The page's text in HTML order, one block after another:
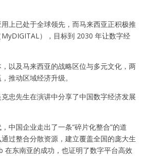
上已处于全球领先，而马来西亚正积极推
），目标到 2030 年让数字经
以及马来西亚的战略区位与多元文化，两
推动区域经济升级。
忠先生在演讲中分享了中国数字经济发展
中国企业走出了一条“碎片化整合”的道
过整合分散资源，建立覆盖全国的庞大生
在东南亚的成功，也证明了数字平台高效